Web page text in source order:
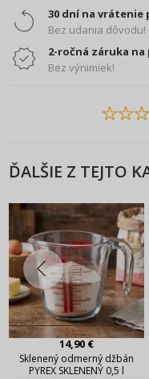
30 dní na
Bez udania dôvodu!
2-ročná záruka
Bez výnimiek!
ĎALŠIE Z TEJTO
14,90 €
Sklenený odmerný džbán
PYREX SKLENENÝ 0,5 l